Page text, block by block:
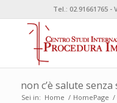
Tel.: 02.91661765
non c’è salute
Sei in: Home / HomePage /